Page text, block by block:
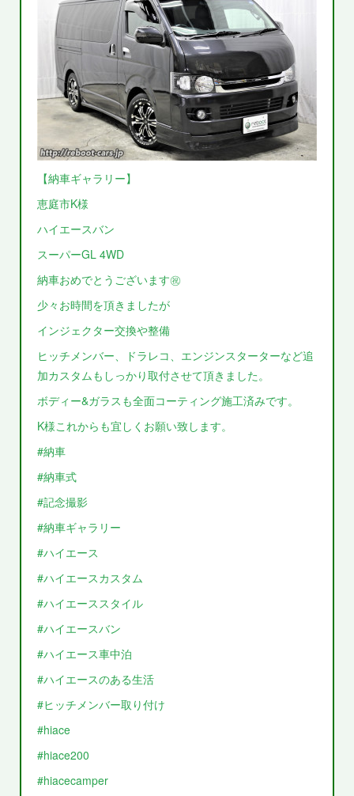
【納車ギャラリー】
恵庭市K様
ハイエースバン
スーパーGL 4WD
納車おめでとうございます㊗️
少々お時間を頂きましたが
インジェクター交換や整備
ヒッチメンバー、ドラレコ、エンジンスターターなど追
加カスタムもしっかり取付させて頂きました。
ボディー&ガラスも全面コーティング施工済みです。
K様これからも宜しくお願い致します。
#納車
#納車式
#記念撮影
#納車ギャラリー
#ハイエース
#ハイエースカスタム
#ハイエーススタイル
#ハイエースバン
#ハイエース車中泊
#ハイエースのある生活
#ヒッチメンバー取り付け
#hiace
#hiace200
#hiacecamper